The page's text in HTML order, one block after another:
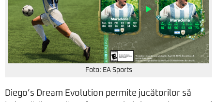
Foto: EA Sports
Diego’s Dream Evolution permite jucătorilor să